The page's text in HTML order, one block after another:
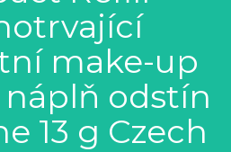
make-up
odstín
13 g Czech